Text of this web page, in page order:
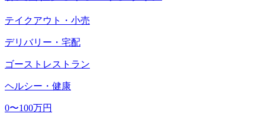
テイクアウト・小売
デリバリー・宅配
ゴーストレストラン
ヘルシー・健康
0〜100万円